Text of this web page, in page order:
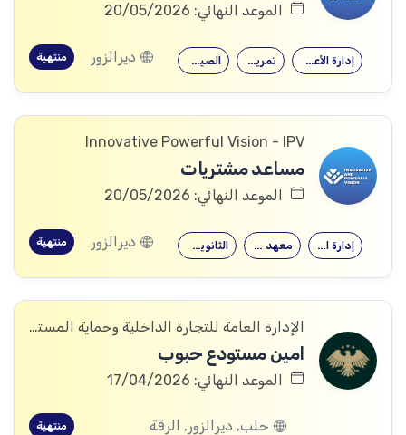
الموعد النهائي: 20/05/2026
الصيدلة تمريض إدارة الأعمال ديرالزور منتهية
Innovative Powerful Vision - IPV
مساعد مشتريات
الموعد النهائي: 20/05/2026
الثانوية العامة معهد متوسط إدارة الأعمال ديرالزور منتهية
الإدارة العامة للتجارة الداخلية وحماية المستهلك
امين مستودع حبوب
الموعد النهائي: 17/04/2026
حلب, ديرالزور, الرقة منتهية